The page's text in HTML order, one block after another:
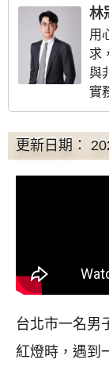
林
用
求
與
實
更新日期：
台北市一名男
紅燈時，遇到